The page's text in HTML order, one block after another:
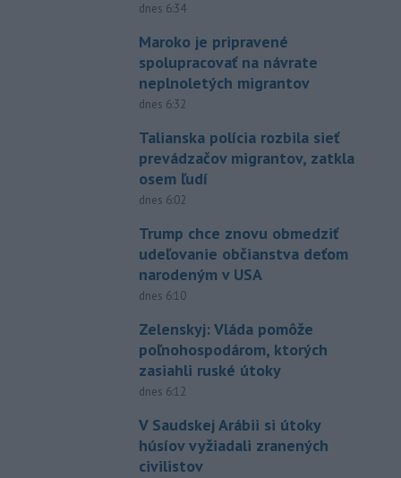
dnes 6:34
Maroko je pripravené
spolupracovať na návrate
neplnoletých migrantov
dnes 6:32
Talianska polícia rozbila sieť
prevádzačov migrantov, zatkla
osem ľudí
dnes 6:02
Trump chce znovu obmedziť
udeľovanie občianstva deťom
narodeným v USA
dnes 6:10
Zelenskyj: Vláda pomôže
poľnohospodárom, ktorých
zasiahli ruské útoky
dnes 6:12
V Saudskej Arábii si útoky
húsíov vyžiadali zranených
civilistov